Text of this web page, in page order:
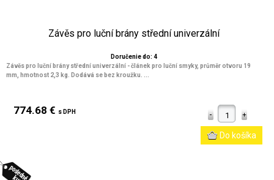
Závěs pro luční brány střední univerzální
Doručenie do: 4
Závěs pro luční brány střední univerzální - článek pro luční smyky, průměr otvoru 19
mm, hmotnost 2,3 kg. Dodává se bez kroužku. ...
774.68 € s DPH